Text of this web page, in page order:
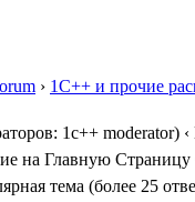
› 1С++ и прочие
1c++ moderator)